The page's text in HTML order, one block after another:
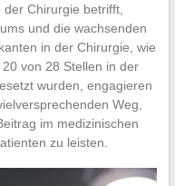
Chirurgie betrifft,
und die wachsenden
in der Chirurgie, wie
von 28 Stellen in der
wurden, engagieren
Weg,
im medizinischen
zu leisten.